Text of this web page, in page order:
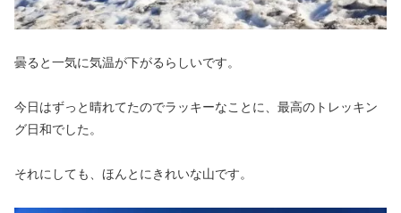
曇ると一気に気温が下がるらしいです。
今日はずっと晴れてたのでラッキーなことに、最高のトレッキン
グ日和でした。
それにしても、ほんとにきれいな山です。